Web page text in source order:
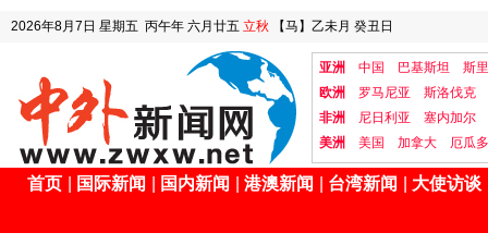
2026年8月7日 星期五 丙午年 六月廿五 立秋 【马】乙未月 癸丑日
亚洲 中国 巴基斯坦
斯
欧洲
罗马尼亚
斯洛伐克
非洲
尼日利亚
塞内加尔
美洲
美国 加拿大 厄瓜
首页 国际新闻 国内新闻 港澳新闻 台湾新闻 大使访谈